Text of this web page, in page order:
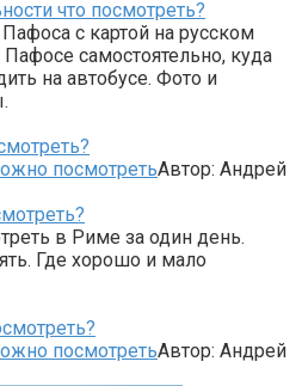
с картой на русском
самостоятельно, куда
на автобусе. Фото и
посмотретьАвтор: Андрей
в Риме за один день.
Где хорошо и мало
посмотретьАвтор: Андрей